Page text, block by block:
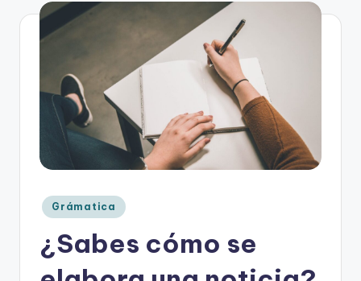
o
Publicado
en
Grámatica
¿Sabes cómo se